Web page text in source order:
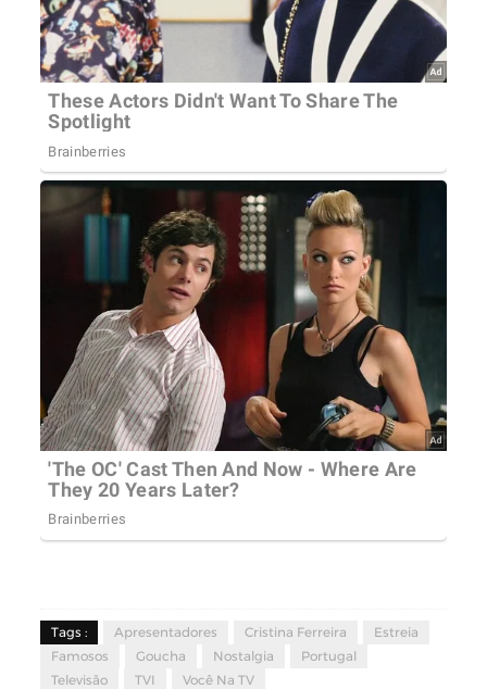
Tags : Apresentadores Cristina Ferreira
Estreia
Famosos
Goucha Nostalgia
Portugal
Televisão
TVI Você Na TV